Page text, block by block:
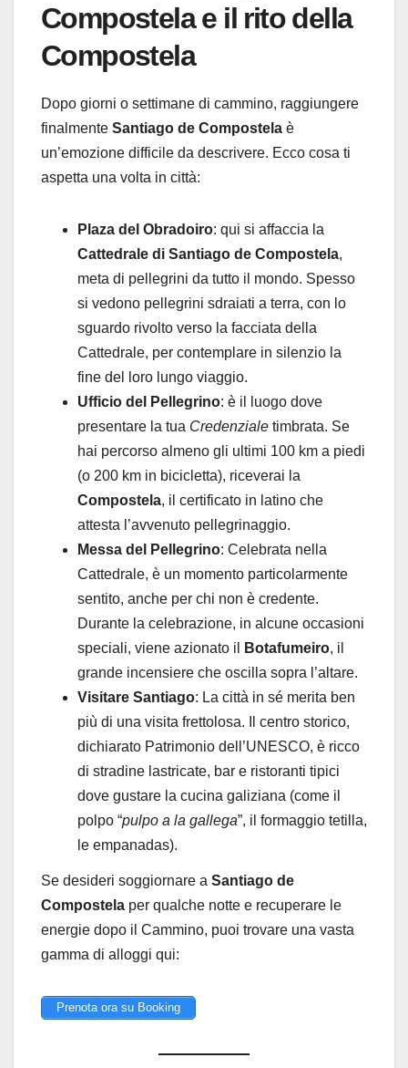
Compostela e il rito della
Compostela
Dopo giorni o settimane di cammino, raggiungere
finalmente Santiago de Compostela è
un’emozione difficile da descrivere. Ecco cosa ti
aspetta una volta in città:
Plaza del Obradoiro: qui si affaccia la
Cattedrale di Santiago de Compostela,
meta di pellegrini da tutto il mondo. Spesso
si vedono pellegrini sdraiati a terra, con lo
sguardo rivolto verso la facciata della
Cattedrale, per contemplare in silenzio la
fine del loro lungo viaggio.
Ufficio del Pellegrino: è il luogo dove
presentare la tua Credenziale timbrata. Se
hai percorso almeno gli ultimi 100 km a piedi
(o 200 km in bicicletta), riceverai la
Compostela, il certificato in latino che
attesta l’avvenuto pellegrinaggio.
Messa del Pellegrino: Celebrata nella
Cattedrale, è un momento particolarmente
sentito, anche per chi non è credente.
Durante la celebrazione, in alcune occasioni
speciali, viene azionato il
Botafumeiro, il
grande incensiere che oscilla sopra l’altare.
Visitare Santiago: La città in sé merita ben
più di una visita frettolosa. Il centro storico,
dichiarato Patrimonio dell’UNESCO, è ricco
di stradine lastricate, bar e ristoranti tipici
dove gustare la cucina galiziana (come il
polpo “pulpo a la gallega”, il formaggio tetilla,
le empanadas).
Se desideri soggiornare a Santiago de
Compostela per qualche notte e recuperare le
energie dopo il Cammino, puoi trovare una vasta
gamma di alloggi qui:
Prenota ora su Booking